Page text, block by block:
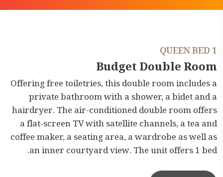
1 QUEEN BED
Budget Double Room
Offering free toiletries, this double room includes a
private bathroom with a shower, a bidet and a
hairdryer. The air-conditioned double room offers
a flat-screen TV with satellite channels, a tea and
coffee maker, a seating area, a wardrobe as well as
an inner courtyard view. The unit offers 1 bed.